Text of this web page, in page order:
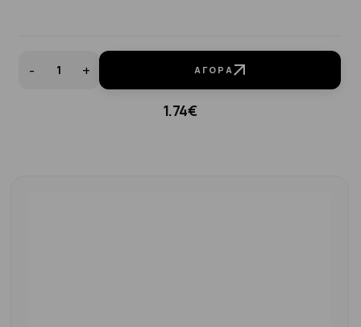
- + ΑΓΟΡΆ
1.74€